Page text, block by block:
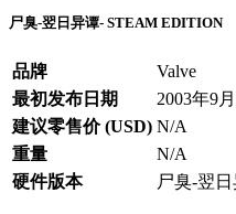
尸臭-翌日异谭- STEAM EDITION
品牌
Valve
最初发布日期
2003年9
建议零售价 (USD) N/A
重量
N/A
硬件版本
尸臭-翌